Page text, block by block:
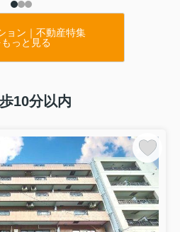
ョン｜不動産特集
もっと見る
10分以内